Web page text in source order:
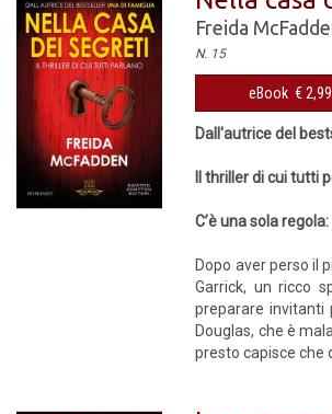
Freida
N. 15
eBook € 2,99
Dall'autrice del
Il thriller di cui tutti
C’è una sola
Dopo aver perso il
Garrick, un ricco
preparare invitanti
Douglas, che è
presto capisce che